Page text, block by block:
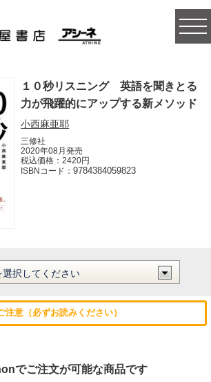
１０秒リスニング 英語を聞きとる
力が飛躍的にアップする新メソッド
小西麻亜耶
三修社
2020年08月発売
税込価格：2420円
ISBNコード：9784384059823
意（必ずお読みください）
でご注文が可能な商品です